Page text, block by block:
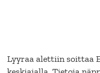
Lyyraa alettiin soittaa